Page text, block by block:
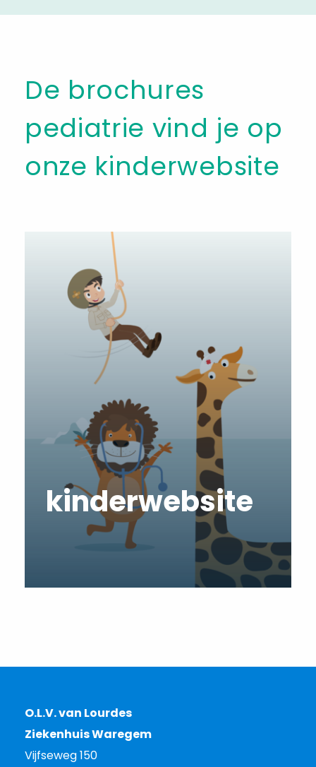
De brochures
pediatrie vind je op
onze kinderwebsite
kinderwebsite
O.L.V. van Lourdes
Ziekenhuis Waregem
Vijfseweg 150